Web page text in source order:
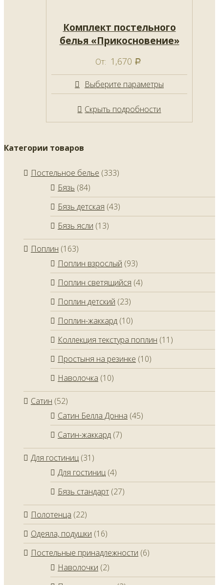
Комплект постельного
белья «Прикосновение»
От: 1,670 Р
Выберите параметры
Скрыть подробности
Категории товаров
Постельное белье (333)
Бязь (84)
Бязь детская (43)
Бязь ясли (13)
Поплин (163)
Поплин взрослый (93)
Поплин светящийся (4)
Поплин детский (23)
Поплин-жаккард (10)
Коллекция текстура поплин (11)
Простыня на резинке (10)
Наволочка (10)
Сатин (52)
Сатин Белла Донна (45)
Сатин-жаккард (7)
Для гостиниц (31)
Для гостиниц (4)
Бязь стандарт (27)
Полотенца (22)
Одеяла, подушки (16)
Постельные принадлежности (6)
Наволочки (2)